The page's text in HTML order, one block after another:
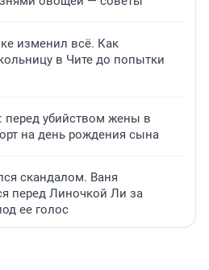
изменил всё. Как
в Чите до попытки
перед убийством жены в
на день рождения сына
скандалом. Ваня
перед Линочкой Ли за
ее голос